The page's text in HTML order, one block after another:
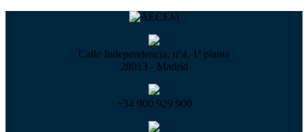
Calle Independencia, nº4, 1ª planta
28013 - Madrid
+34 900 929 900